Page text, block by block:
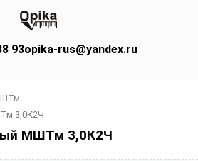
93opika-rus@yandex.ru
3,0К2Ч
МШТм 3,0К2Ч